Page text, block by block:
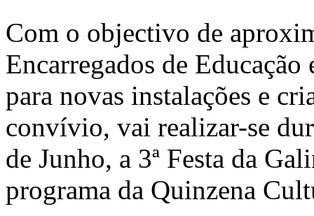
Com o objectivo de
Encarregados de
para novas instalações e
convívio, vai realizar-se
de Junho, a 3ª Festa da
programa da Quinzena